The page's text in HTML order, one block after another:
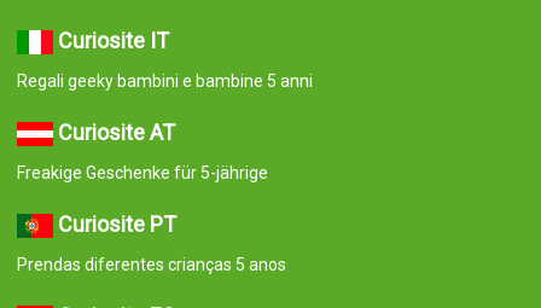
Curiosite IT
Regali geeky bambini e bambine 5 anni
Curiosite AT
Freakige Geschenke für 5-jährige
Curiosite PT
Prendas diferentes crianças 5 anos